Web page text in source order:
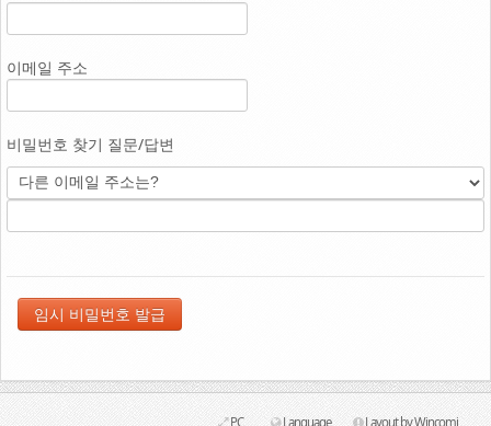
이메일 주소
비밀번호 찾기 질문/답변
PC Language Layout by Wincomi